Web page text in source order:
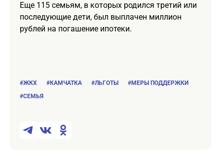
Еще 115 семьям, в которых родился третий или
последующие дети, был выплачен миллион
рублей на погашение ипотеки.
#ЖКХ #КАМЧАТКА #ЛЬГОТЫ
#МЕРЫ ПОДДЕРЖКИ
#СЕМЬЯ